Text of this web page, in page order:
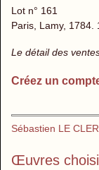
Lot n° 161
Paris, Lamy,
Le détail des
Créez un
Sébastien LE
Œuvres